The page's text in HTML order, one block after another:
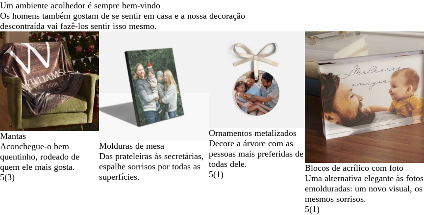
Um ambiente acolhedor é sempre bem-vindo
Os homens também gostam de se sentir em casa e a nossa decoração
descontraída vai fazê-los sentir isso mesmo.
Mantas
Aconchegue-o bem
quentinho, rodeado de
quem ele mais gosta.
5(3)
Molduras de mesa
Das prateleiras às secretárias,
espalhe sorrisos por todas as
superfícies.
Ornamentos metalizados
Decore a árvore com as
pessoas mais preferidas de
todas dele.
5(1)
Blocos de acrílico com foto
Uma alternativa elegante às fotos
emolduradas: um novo visual, os
mesmos sorrisos.
5(1)
Diapositivos
1
a
2
de
6